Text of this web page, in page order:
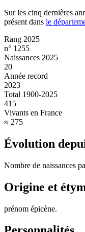
Sur les cinq dernières
présent dans le
Rang 2025
n° 1255
Naissances 2025
20
Année record
2023
Total 1900-2025
415
Vivants en France
≈ 275
Évolution
Nombre de naissances
Origine et
prénom épicène.